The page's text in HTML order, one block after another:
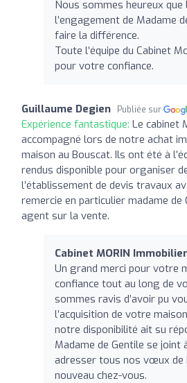
Nous sommes heureux
l’engagement de Madame
faire la différence.
Toute l’équipe du Cabinet
pour votre confiance.
Guillaume Degien Publiée sur
Expérience fantastique: Le cabinet
accompagné lors de notre achat
maison au Bouscat. Ils ont été à
rendus disponible pour organiser
l’établissement de devis travaux
remercie en particulier madame de
agent sur la vente.
Cabinet MORIN Immobilier
Un grand merci pour votre
confiance tout au long de
sommes ravis d’avoir pu
l’acquisition de votre
notre disponibilité ait su
Madame de Gentile se joint
adresser tous nos vœux de
nouveau chez-vous.